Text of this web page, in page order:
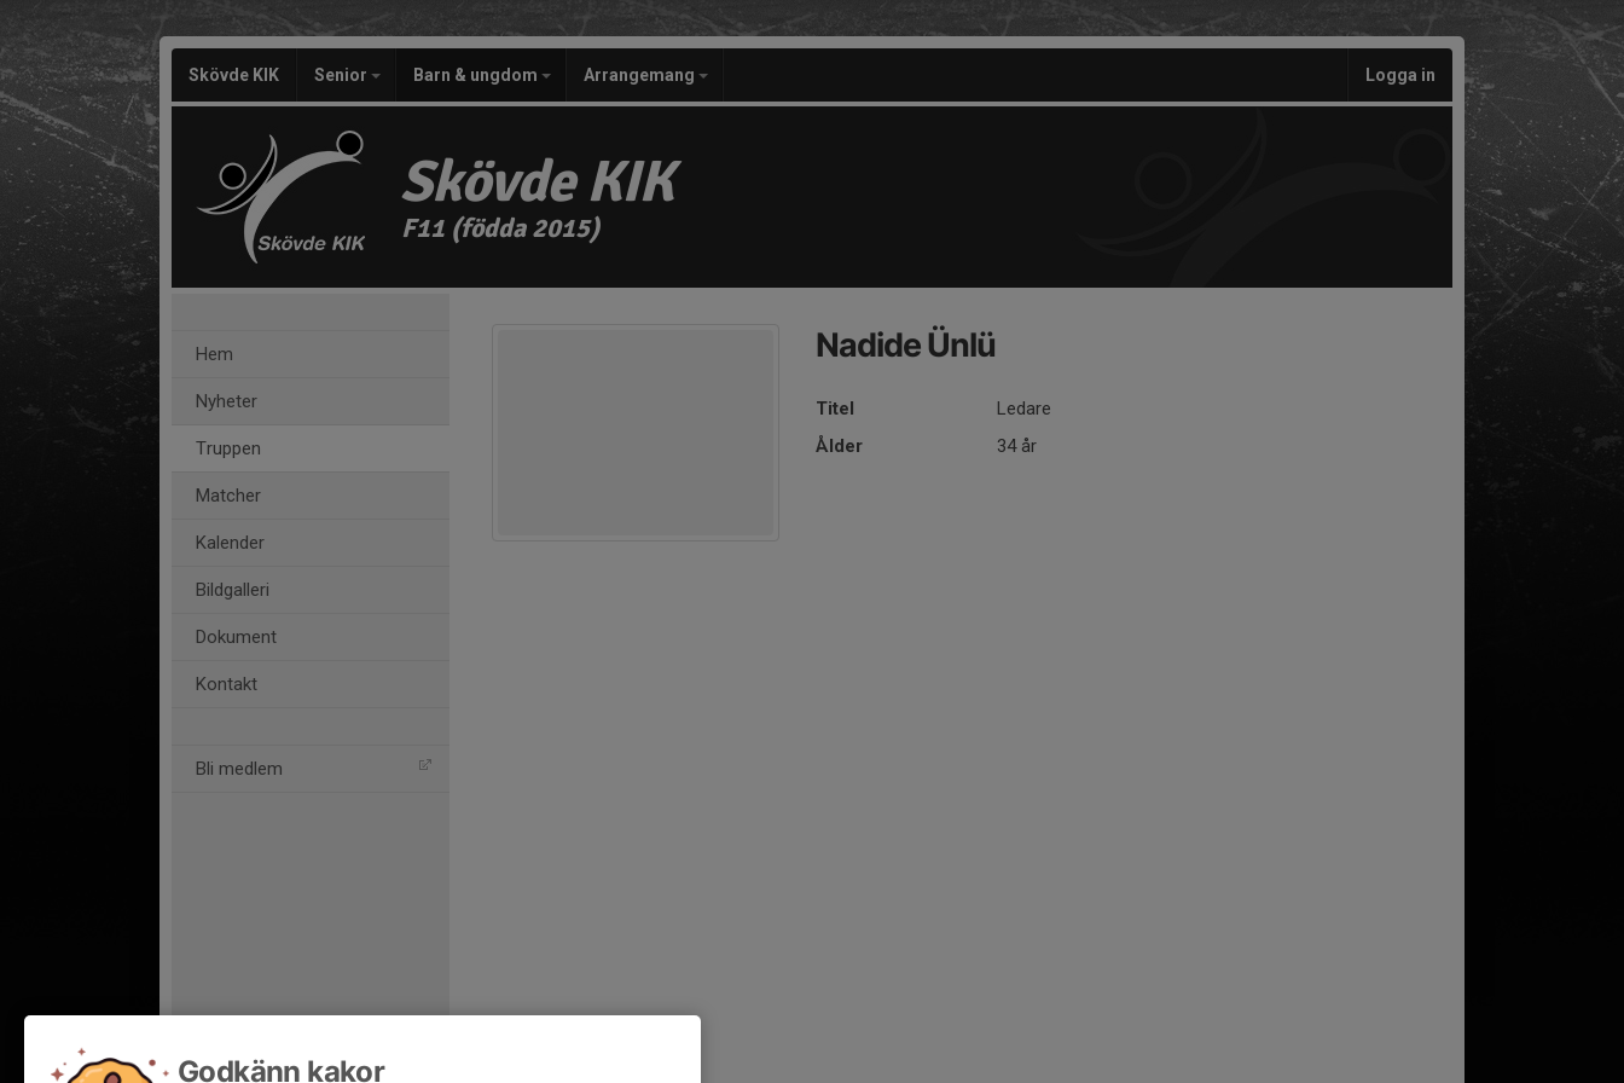
Skövde KIK Senior Barn & ungdom Arrangemang Logga in
Skövde KIK
F11 (födda 2015)
Hem
Nyheter
Truppen
Matcher
Kalender
Bildgalleri
Dokument
Kontakt
Bli medlem
Nadide Ünlü
Titel
Ledare
Ålder
34 år
Godkänn kakor